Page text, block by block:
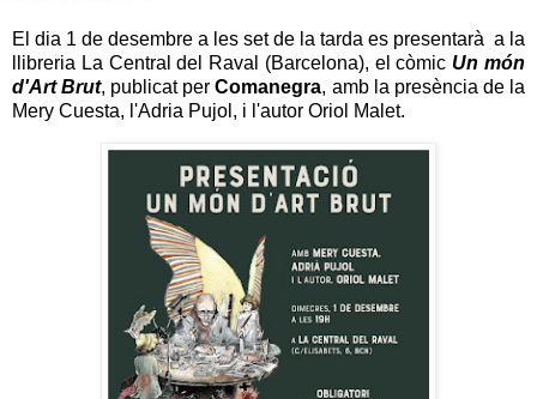
El dia 1 de desembre a les set de la tarda es presentarà a la
llibreria La Central del Raval (Barcelona), el còmic Un món
d'Art Brut, publicat perComanegra, amb la presència de la
Mery Cuesta, l'Adria Pujol, i l'autor Oriol Malet.